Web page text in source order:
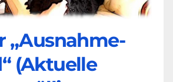
„Ausnahme-
(Aktuelle